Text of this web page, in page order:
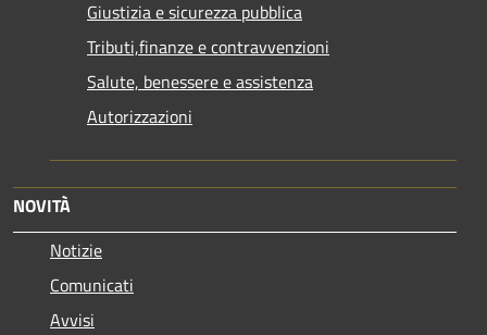
Giustizia e sicurezza pubblica
Tributi,finanze e contravvenzioni
Salute, benessere e assistenza
Autorizzazioni
NOVITÀ
Notizie
Comunicati
Avvisi